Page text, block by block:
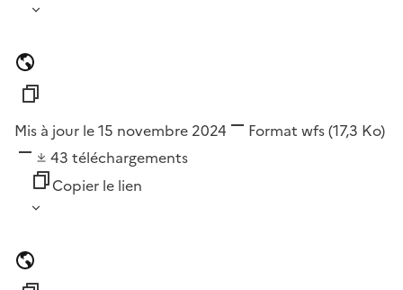
Mis à jour le 15 novembre 2024 Format wfs(17,3 Ko)
43 téléchargements
Copier le lien